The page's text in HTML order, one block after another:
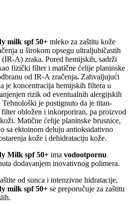
milk spf 50+ mleko za zaštitu kože
u širokom opsegu ultraljubičastih
A) zraka. Pored hemijskih, sadrži
fizički filter i matične ćelije planinske
od IR-A zračenja. Zahvaljujući
je koncentracija hemijskih filtera u
rizik od eventualnih alergijskih
je postignuto da je titan-
obložen i inkorporiran, pa proizvod
Matične ćelije planinske brusnice,
sa ektoinom deluju antioksidativno
kože i dehidrataciju kože.
Milk spf 50+ ima vodootpornu
dodavanjem inovativnog polimera.
od sunca i intenzivne hidratacije,
milk spf 50+ se preporučuje za zaštitu